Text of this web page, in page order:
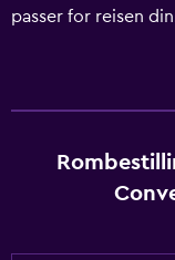
passer for reisen